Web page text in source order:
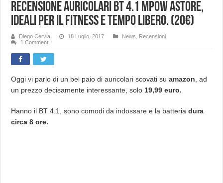
Recensione auricolari BT 4.1 MPOW Astore,
ideali per il fitness e tempo libero. (20€)
Diego Cervia 18 Luglio, 2017 News
Recensioni
1 Comment
Oggi vi parlo di un bel paio di auricolari scovati suamazon , ad
un prezzo decisamente interessante, solo 19,99 euro.
Hanno il BT 4.1, sono comodi da indossare e la batteria dura
circa 8 ore.